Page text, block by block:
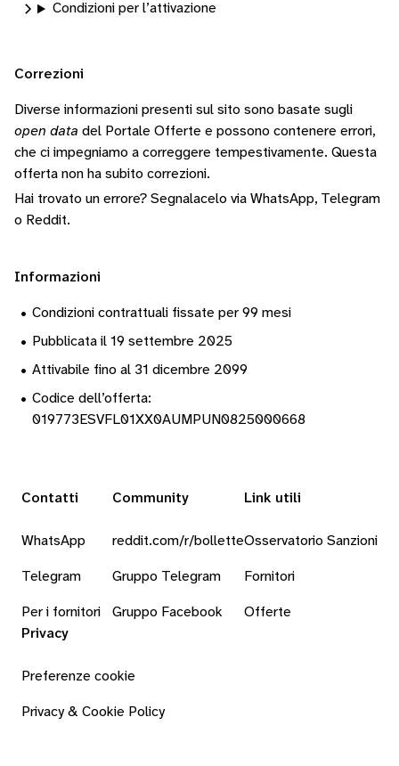
Condizioni per l’attivazione
Correzioni
Diverse informazioni presenti sul sito sono basate sugli
open data del Portale Offerte e possono contenere errori,
che ci impegniamo a correggere tempestivamente. Questa
offerta non ha subito correzioni.
Hai trovato un errore? Segnalacelo via WhatsApp, Telegram
o Reddit.
Informazioni
• Condizioni contrattuali fissate per 99 mesi
• Pubblicata il 19 settembre 2025
• Attivabile fino al 31 dicembre 2099
• Codice dell’offerta:
019773ESVFL01XX0AUMPUN0825000668
Contatti
WhatsApp
Telegram
Per i fornitori
Community
reddit.com/r/bollette
Gruppo Telegram
Gruppo Facebook
Link utili
Osservatorio Sanzioni
Fornitori
Offerte
Privacy
Preferenze cookie
Privacy & Cookie Policy